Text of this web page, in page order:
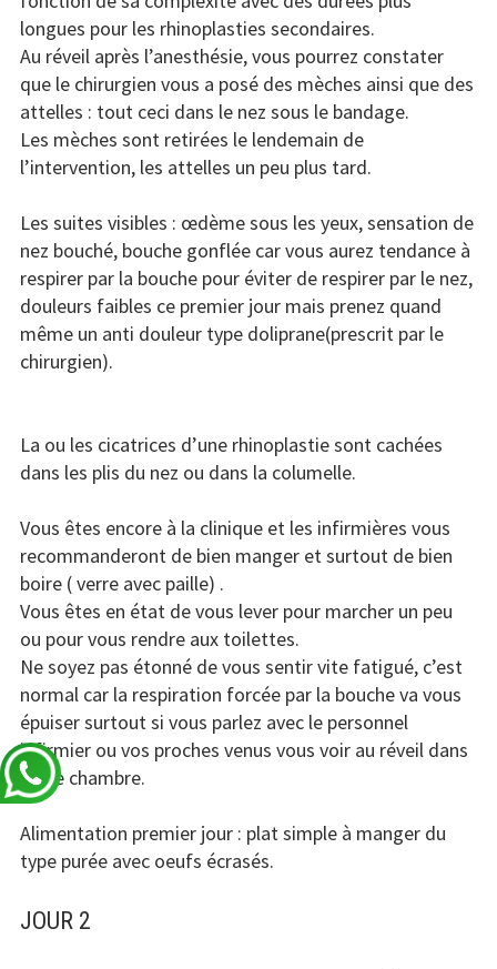
longues pour les rhinoplasties secondaires.
Au réveil après l’anesthésie, vous pourrez constater
que le chirurgien vous a posé des mèches ainsi que des
attelles : tout ceci dans le nez sous le bandage.
Les mèches sont retirées le lendemain de
l’intervention, les attelles un peu plus tard.
Les suites visibles : œdème sous les yeux, sensation de
nez bouché, bouche gonflée car vous aurez tendance à
respirer par la bouche pour éviter de respirer par le nez,
douleurs faibles ce premier jour mais prenez quand
même un anti douleur type doliprane(prescrit par le
chirurgien).
La ou les cicatrices d’une rhinoplastie sont cachées
dans les plis du nez ou dans la columelle.
Vous êtes encore à la clinique et les infirmières vous
recommanderont de bien manger et surtout de bien
boire ( verre avec paille) .
Vous êtes en état de vous lever pour marcher un peu
ou pour vous rendre aux toilettes.
Ne soyez pas étonné de vous sentir vite fatigué, c’est
normal car la respiration forcée par la bouche va vous
épuiser surtout si vous parlez avec le personnel
infirmier ou vos proches venus vous voir au réveil dans
votre chambre.
Alimentation premier jour : plat simple à manger du
type purée avec oeufs écrasés.
JOUR 2